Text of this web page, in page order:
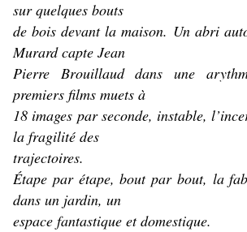
sur quelques bouts
de bois devant la maison. Un abri
Murard capte Jean
Pierre Brouillaud dans une
premiers films muets à
18 images par seconde, instable,
la fragilité des
trajectoires.
Étape par étape, bout par bout, la
dans un jardin, un
espace fantastique et domestique.